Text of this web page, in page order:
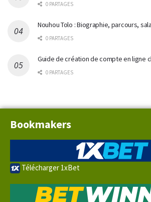
0 PARTAGES
Nouhou Tolo : Biographie, parcours,
0 PARTAGES
Guide de création de compte en ligne
0 PARTAGES
Bookmakers
Télécharger 1xBet